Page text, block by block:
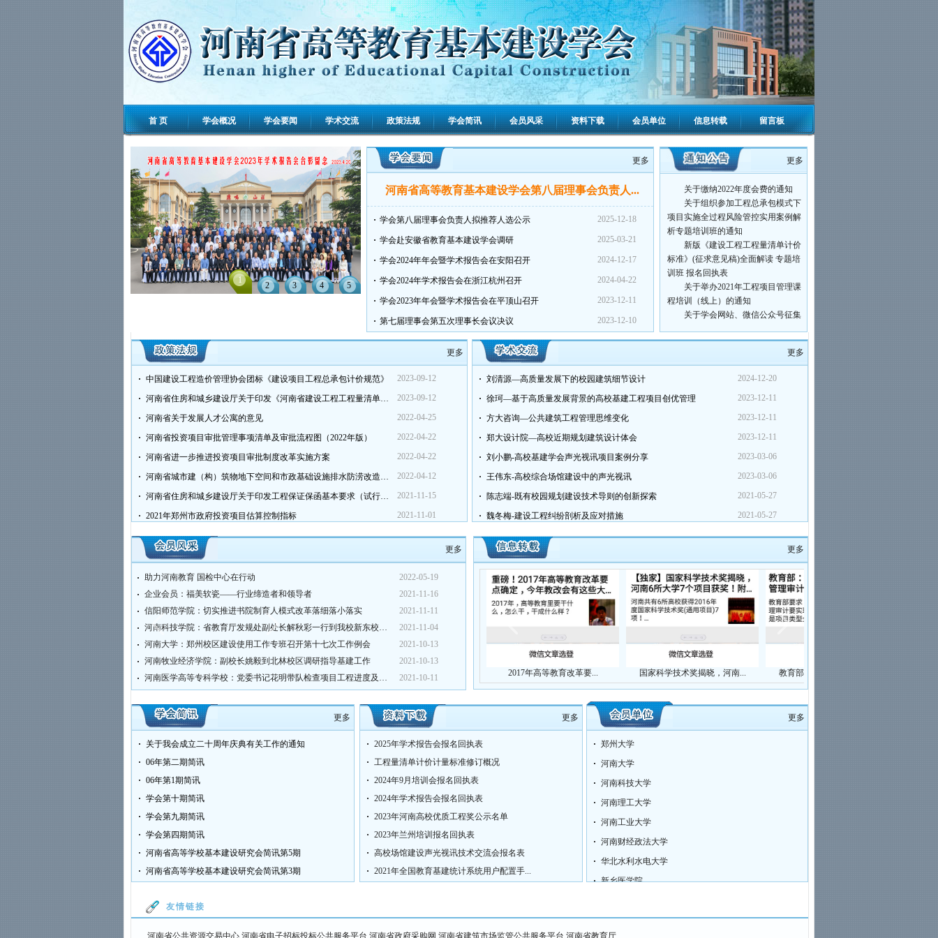
首 页 学会概况 学会要闻 学术交流 政策法规 学会简讯 会员风采 资料下载 会员单位 信息转载 留言板
1
2 3 4 5
更多
河南省高等教育基本建设学会第八届理事会负责人...
学会第八届理事会负责人拟推荐人选公示 2025-12-18
学会赴安徽省教育基本建设学会调研 2025-03-21
学会2024年年会暨学术报告会在安阳召开 2024-12-17
学会2024年学术报告会在浙江杭州召开 2024-04-22
学会2023年年会暨学术报告会在平顶山召开 2023-12-11
第七届理事会第五次理事长会议决议 2023-12-10
更多
2023年河南高校优质工程奖评审
结果公示
关于召开河南省高等教育基本建
设学会2023年年会的通知
关于开展河南高校优质工程申报
评价工作的通知
关于印发《河南省高校优质工程
评价办法（试行）》的通知
关于举办“2023年河南省高校基建
业务培训班”的通知
关于召开学会2023年学术报告会
的通知
关于缴纳2022年度会费的通知
关于组织参加工程总承包模式下
项目实施全过程风险管控实用案例解
析专题培训班的通知
新版《建设工程工程量清单计价
标准》(征求意见稿)全面解读 专题培
训班 报名回执表
关于举办2021年工程项目管理课
程培训（线上）的通知
关于学会网站、微信公众号征集
关于征集学会专家库专家的通知
2021年学术报告会主题征集通知
关于填报2021年学会通讯录的通
关于印发《会员入会管理办法
关于学会公众号上线试运行的通
关于召开第七次会员代表大会的
关于举办2019年高校基本建设管
理专题培训班的通知
业技术人员业务培训班的通知
智慧校园管理平台演示
关于召开全国高校教师保障性住
房建设研讨会的通知
关于建立学会专业技术人员继续
教育人才信息库的通知
河南省高等教育基本建设学会第
五届理事会成员名单
议通知
河南省高等教育基本建设学会关
于举办工程量清单编制培训班的通知
关于召开2025年学术报告会的通
关于召开河南省高等教育基本建
知
2023年河南高校优质工程奖评审
更多
中国建设工程造价管理协会团标《建设项目工程总承包计价规范》 2023-09-12
河南省住房和城乡建设厅关于印发《河南省建设工程工程量清单招标... 2023-09-12
河南省关于发展人才公寓的意见 2022-04-25
河南省投资项目审批管理事项清单及审批流程图（2022年版） 2022-04-22
河南省进一步推进投资项目审批制度改革实施方案 2022-04-22
河南省城市建（构）筑物地下空间和市政基础设施排水防涝改造技术... 2022-04-12
河南省住房和城乡建设厅关于印发工程保证保函基本要求（试行）的... 2021-11-15
2021年郑州市政府投资项目估算控制指标 2021-11-01
更多
刘清源—高质量发展下的校园建筑细节设计 2024-12-20
徐珂—基于高质量发展背景的高校基建工程项目创优管理 2023-12-11
方大咨询—公共建筑工程管理思维变化 2023-12-11
郑大设计院—高校近期规划建筑设计体会 2023-12-11
刘小鹏-高校基建学会声光视讯项目案例分享 2023-03-06
王伟东-高校综合场馆建设中的声光视讯 2023-03-06
陈志端-既有校园规划建设技术导则的创新探索 2021-05-27
魏冬梅-建设工程纠纷剖析及应对措施 2021-05-27
更多
2022-05-19
助力河南教育 国检中心在行动
2021-11-16
企业会员：福美软瓷——行业缔造者和领导者
2021-11-11
信阳师范学院：切实推进书院制育人模式改革落细落小落实
2021-11-04
河南科技学院：省教育厅发规处副处长解秋彩一行到我校新东校区调...
2021-10-13
河南大学：郑州校区建设使用工作专班召开第十七次工作例会
2021-10-13
河南牧业经济学院：副校长姚毅到北林校区调研指导基建工作
2021-10-11
河南医学高等专科学校：党委书记花明带队检查项目工程进度及开学...
更多
河南省教育工作会议顺利召... 国家教育事业十三五规划出... 不到10天，河南6所高校... 2017年高等教育改革要... 国家科学技术奖揭晓，河南... 教育部：实行直属高校建设...
更多
关于我会成立二十周年庆典有关工作的通知
06年第二期简讯
06年第1期简讯
学会第十期简讯
学会第九期简讯
学会第四期简讯
河南省高等学校基本建设研究会简讯第5期
河南省高等学校基本建设研究会简讯第3期
更多
2025年学术报告会报名回执表
工程量清单计价计量标准修订概况
2024年9月培训会报名回执表
2024年学术报告会报名回执表
2023年河南高校优质工程奖公示名单
2023年兰州培训报名回执表
高校场馆建设声光视讯技术交流会报名表
2021年全国教育基建统计系统用户配置手...
更多
郑州大学
河南大学
河南科技大学
河南理工大学
河南工业大学
河南财经政法大学
华北水利水电大学
新乡医学院
友情链接
河南省公共资源交易中心 河南省电子招标投标公共服务平台 河南省政府采购网 河南省建筑市场监管公共服务平台 河南省教育厅